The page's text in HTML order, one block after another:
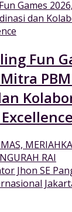
Fun
Mitra
RAI
Jhon SE